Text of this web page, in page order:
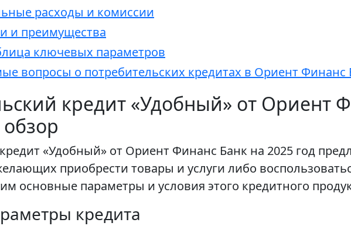
расходы и комиссии
и преимущества
ключевых параметров
вопросы о потребительских кредитах в Ориент Финанс
кредит «Удобный» от Ориент
«Удобный» от Ориент Финанс Банк на 2025 год
приобрести товары и услуги либо
основные параметры и условия этого кредитного
кредита